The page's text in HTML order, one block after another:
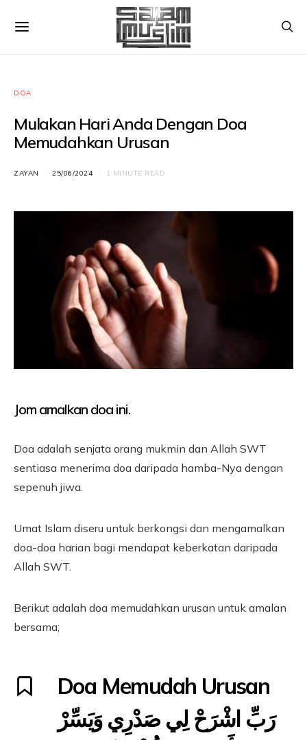
DOA
Mulakan Hari Anda Dengan Doa
Memudahkan Urusan
ZAYAN 25/06/2024 1 MINUTE READ
Jom amalkan doa ini.
Doa adalah senjata orang mukmin dan Allah SWT
sentiasa menerima doa daripada hamba-Nya dengan
sepenuh jiwa.
Umat Islam diseru untuk berkongsi dan mengamalkan
doa-doa harian bagi mendapat keberkatan daripada
Allah SWT.
Berikut adalah doa memudahkan urusan untuk amalan
bersama;
Doa Memudah Urusan
رَبِّ اشْرَحْ لِي صَدْرِي وَيَسِّرْ